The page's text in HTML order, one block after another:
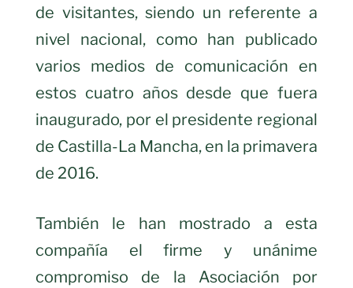
de visitantes, siendo un referente a
nivel nacional, como han publicado
varios medios de comunicación en
estos cuatro años desde que fuera
inaugurado, por el presidente regional
de Castilla-La Mancha, en la primavera
de 2016.
También le han mostrado a esta
compañía el firme y unánime
compromiso de la Asociación por